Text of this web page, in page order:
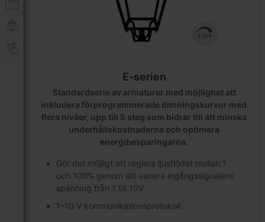
E-serien
Standardserie av armaturer med möjlighet att
inkludera förprogrammerade dimningskurvor med
flera nivåer, upp till 5 steg som bidrar till att minska
underhållskostnaderna och optimera
energibesparingarna.
Gör det möjligt att reglera ljusflödet mellan 1
och 100% genom att variera ingångssignalens
spänning från 1 till 10V
1–10 V kommunikationsprotokoll